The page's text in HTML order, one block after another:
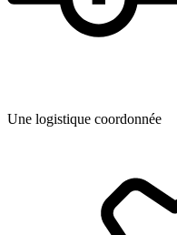
Une logistique coordonnée